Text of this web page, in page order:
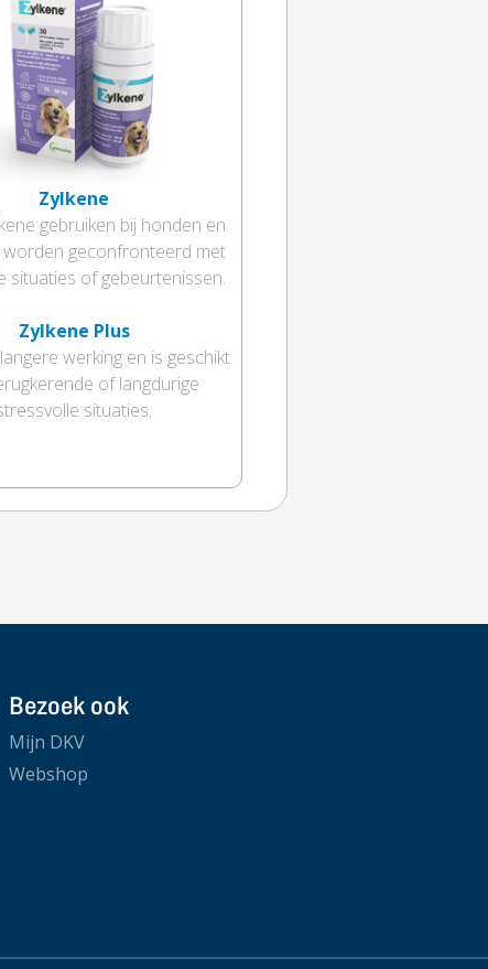
Zylkene
gebruiken bij honden en
worden geconfronteerd met
situaties of gebeurtenissen.
Zylkene Plus
werking en is geschikt
of langdurige
situaties.
Bezoek ook
Mijn DKV
Webshop